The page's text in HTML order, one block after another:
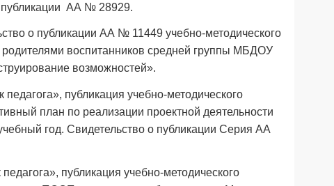
публикации АА № 28929.
о публикации АА № 11449 учебно-методического
воспитанников средней группы МБДОУ
возможностей».
публикация учебно-методического
план по реализации проектной деятельности
год. Свидетельство о публикации Серия АА
публикация учебно-методического